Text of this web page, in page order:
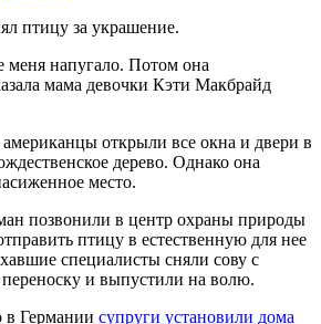
птицу за украшение.
напугало. Потом она
мама девочки Кэти Макбрайд
открыли все окна и двери в
дерево. Однако она
место.
позвонили в центр охраны природы
птицу в естественную для нее
специалисты сняли сову с
переноску и выпустили на волю.
в Германии супруги установили дома